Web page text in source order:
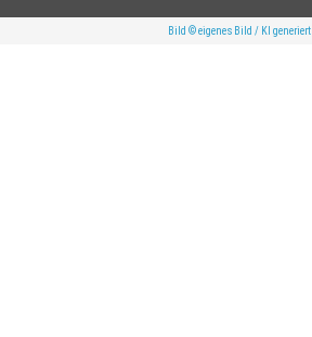
Bild © eigenes Bild / KI generiert